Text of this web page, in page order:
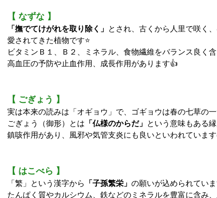
【 なずな 】
「撫でてけがれを取り除く」 とされ、古くから人里で咲く
愛されてきた植物です⭐
ビタミンＢ１、Ｂ２、ミネラル、食物繊維をバランス良く
高血圧の予防や止血作用、成長作用があります👍
【 ごぎょう 】
実は本来の読みは「オギョウ」で、ゴギョウは春の七草の
ごぎょう（御形）とは 「仏様のからだ」 という意味もある
鎮咳作用があり、風邪や気管支炎にも良いといわれていま
【 はこべら 】
「繁」という漢字から 「子孫繁栄」 の願いが込められていま
たんぱく質やカルシウム、鉄などのミネラルを豊富に含み